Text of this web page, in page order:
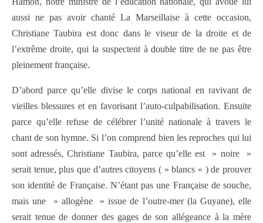
aussi ne pas avoir chanté La Marseillaise à cette occasion,
Christiane Taubira est donc dans le viseur de la droite et de
l’extrême droite, qui la suspectent à double titre de ne pas être
pleinement française.
D’abord parce qu’elle divise le corps national en ravivant de
vieilles blessures et en favorisant l’auto-culpabilisation. Ensuite
parce qu’elle refuse de célébrer l’unité nationale à travers le
chant de son hymne. Si l’on comprend bien les reproches qui lui
sont adressés, Christiane Taubira, parce qu’elle est » noire »
serait tenue, plus que d’autres citoyens ( » blancs « ) de prouver
son identité de Française. N’étant pas une Française de souche,
mais une » allogène » issue de l’outre-mer (la Guyane), elle
serait tenue de donner des gages de son allégeance à la mère